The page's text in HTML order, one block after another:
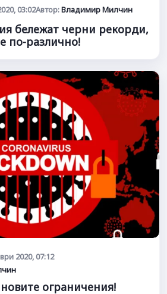
03:02Автор:Владимир Милчин
бележат черни рекорди,
по-различно!
2020, 07:12
ограничения!